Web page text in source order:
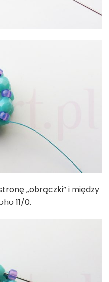
„obrączki” i między
11/0.